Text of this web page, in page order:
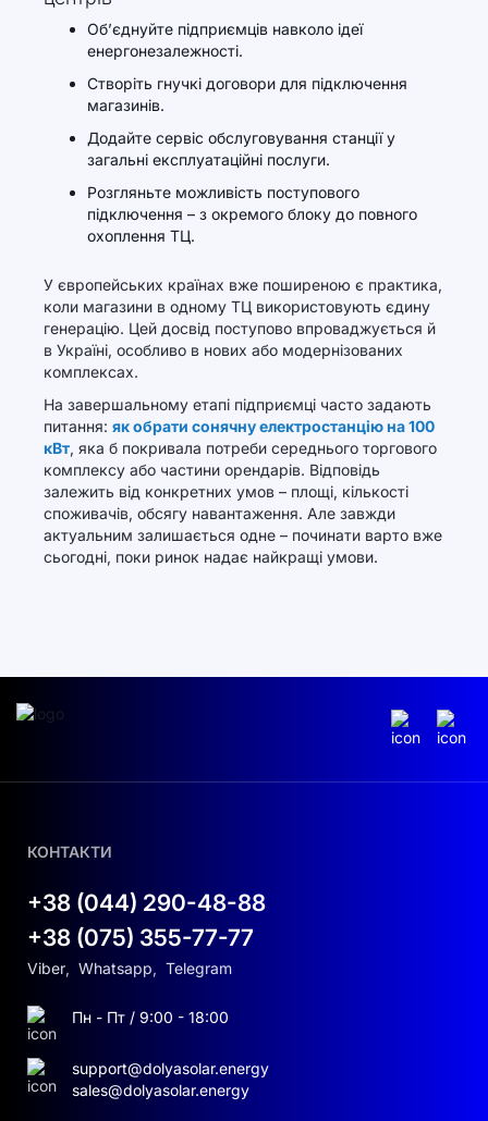
Об’єднуйте підприємців навколо ідеї
енергонезалежності.
Створіть гнучкі договори для підключення
магазинів.
Додайте сервіс обслуговування станції у
загальні експлуатаційні послуги.
Розгляньте можливість поступового
підключення – з окремого блоку до повного
охоплення ТЦ.
У європейських країнах вже поширеною є практика,
коли магазини в одному ТЦ використовують єдину
генерацію. Цей досвід поступово впроваджується й
в Україні, особливо в нових або модернізованих
комплексах.
На завершальному етапі підприємці часто задають
питання: як обрати сонячну електростанцію на 100
кВт, яка б покривала потреби середнього торгового
комплексу або частини орендарів. Відповідь
залежить від конкретних умов – площі, кількості
споживачів, обсягу навантаження. Але завжди
актуальним залишається одне – починати варто вже
сьогодні, поки ринок надає найкращі умови.
КОНТАКТИ
+38 (044) 290-48-88
+38 (075) 355-77-77
Viber, Whatsapp, Telegram
Пн - Пт / 9:00 - 18:00
support@dolyasolar.energy
sales@dolyasolar.energy